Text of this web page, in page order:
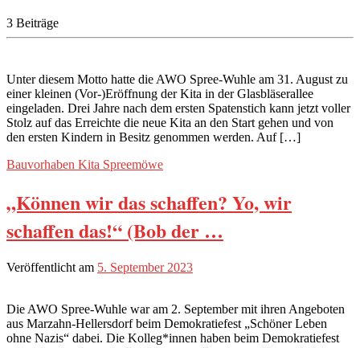
3 Beiträge
Unter diesem Motto hatte die AWO Spree-Wuhle am 31. August zu
einer kleinen (Vor-)Eröffnung der Kita in der Glasbläserallee
eingeladen. Drei Jahre nach dem ersten Spatenstich kann jetzt voller
Stolz auf das Erreichte die neue Kita an den Start gehen und von
den ersten Kindern in Besitz genommen werden. Auf […]
Bauvorhaben Kita Spreemöwe
„Können wir das schaffen? Yo, wir
schaffen das!“ (Bob der …
Veröffentlicht am 5. September 2023
Die AWO Spree-Wuhle war am 2. September mit ihren Angeboten
aus Marzahn-Hellersdorf beim Demokratiefest „Schöner Leben
ohne Nazis“ dabei. Die Kolleg*innen haben beim Demokratiefest